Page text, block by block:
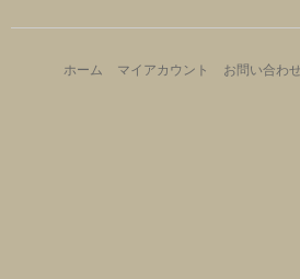
ホーム マイアカウント お問い合わせ